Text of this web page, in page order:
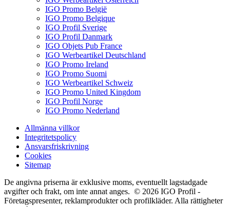
IGO Promo België
IGO Promo Belgique
IGO Profil Sverige
IGO Profil Danmark
IGO Objets Pub France
IGO Werbeartikel Deutschland
IGO Promo Ireland
IGO Promo Suomi
IGO Werbeartikel Schweiz
IGO Promo United Kingdom
IGO Profil Norge
IGO Promo Nederland
Allmänna villkor
Integritetspolicy
Ansvarsfriskrivning
Cookies
Sitemap
De angivna priserna är exklusive moms, eventuellt lagstadgade
avgifter och frakt, om inte annat anges. © 2026 IGO Profil -
Företagspresenter, reklamprodukter och profilkläder. Alla rättigheter